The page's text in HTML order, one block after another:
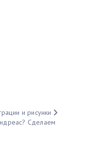
и рисунки
Сделаем